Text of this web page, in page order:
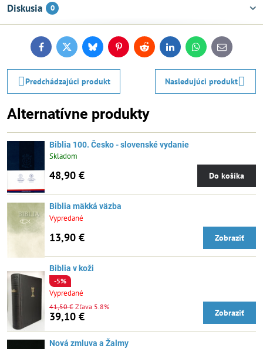
Diskusia 0
FacebookTwitterBlueskyPinterestReddit LinkedInWhatsApp
E-
mail
Predchádzajúci produkt Nasledujúci produkt
Alternatívne produkty
Biblia 100. Česko - slovenské vydanie
Skladom
48,90 € Do košíka
Biblia mäkká väzba
Vypredané
13,90 € Zobraziť
Biblia v koži
-5%
Vypredané
39,10 €
41,50 € Zľava 5.8%
Zobraziť
Nová zmluva a Žalmy